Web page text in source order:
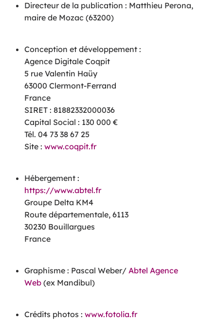
Directeur de la publication : Matthieu Perona,
maire de Mozac (63200)
Conception et développement :
Agence Digitale Coqpit
5 rue Valentin Haüy
63000 Clermont-Ferrand
France
SIRET : 81882332000036
Capital Social : 130 000 €
Tél. 04 73 38 67 25
Site : www.coqpit.fr
Hébergement :
https://www.abtel.fr
Groupe Delta KM4
Route départementale, 6113
30230 Bouillargues
France
Graphisme : Pascal Weber/ Abtel Agence
Web (ex Mandibul)
Crédits photos : www.fotolia.fr